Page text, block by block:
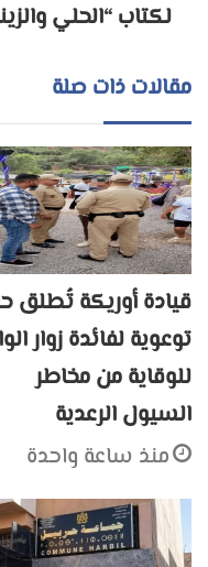
لكتاب “الحلي
مقالات ذات صلة
قيادة أوريكة تُطلق
توعوية لفائدة زوار
للوقاية من مخاطر
السيول الرعدية
منذ ساعة واحدة